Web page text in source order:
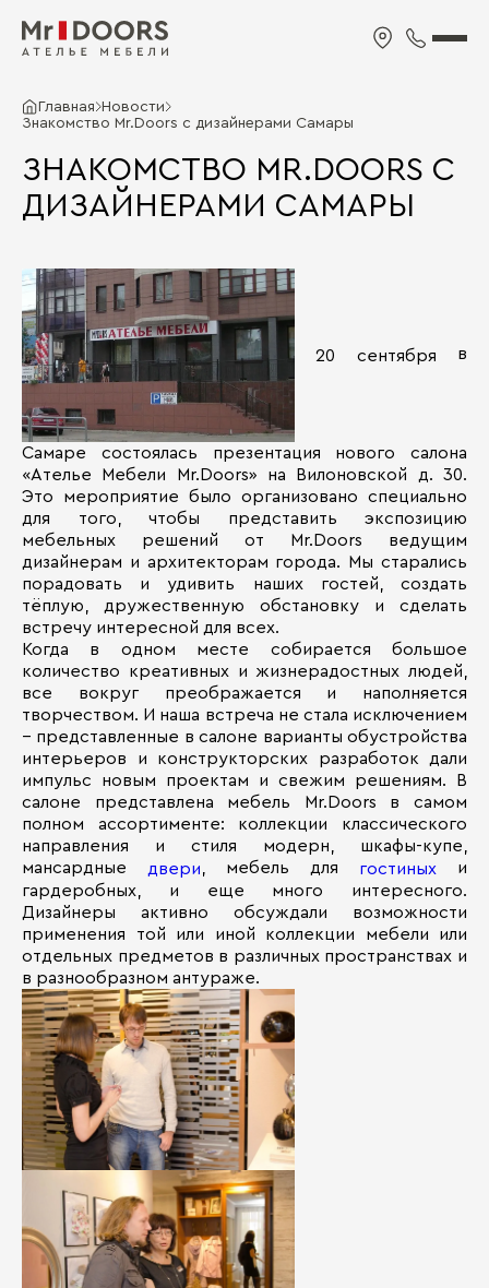
Главная
Новости
Знакомство Mr.Doors с дизайнерами Самары
ЗНАКОМСТВО MR.DOORS С
ДИЗАЙНЕРАМИ САМАРЫ
20 cентября в
Самаре состоялась презентация нового салона
«Ателье Мебели Mr.Doors» на Вилоновской д. 30.
Это мероприятие было организовано специально
для того, чтобы представить экспозицию
мебельных решений от Mr.Doors ведущим
дизайнерам и архитекторам города. Мы старались
порадовать и удивить наших гостей, создать
тёплую, дружественную обстановку и сделать
встречу интересной для всех.
Когда в одном месте собирается большое
количество креативных и жизнерадостных людей,
все вокруг преображается и наполняется
творчеством. И наша встреча не стала исключением
– представленные в салоне варианты обустройства
интерьеров и конструкторских разработок дали
импульс новым проектам и свежим решениям. В
салоне представлена мебель Mr.Doors в самом
полном ассортименте: коллекции классического
направления и стиля модерн, шкафы-купе,
мансардные двери , мебель для гостиных и
гардеробных, и еще много интересного.
Дизайнеры активно обсуждали возможности
применения той или иной коллекции мебели или
отдельных предметов в различных пространствах и
в разнообразном антураже.